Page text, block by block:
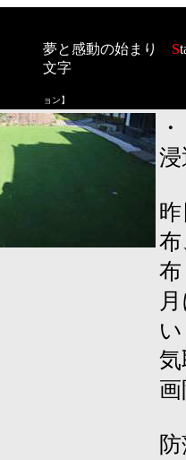
夢と感動の始まり S
文字
ョン】